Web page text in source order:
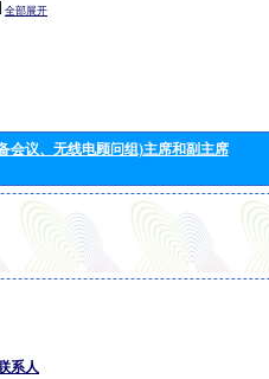
全部展开
会议、无线电顾问组)主席和副主席
系人